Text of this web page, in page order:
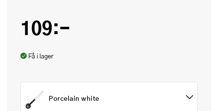
109:-
Få i lager
Porcelain white